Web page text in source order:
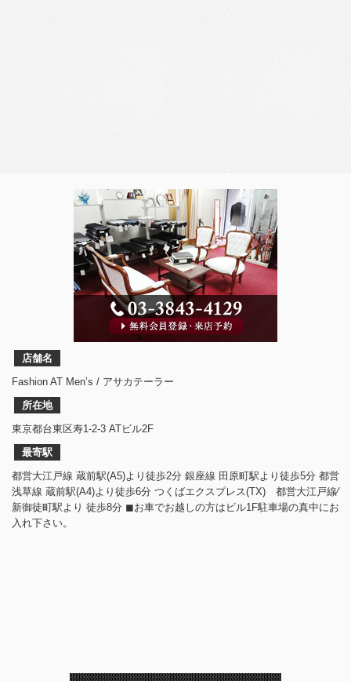
店舗名
Fashion AT Men’s / アサカテーラー
所在地
東京都台東区寿1-2-3 ATビル2F
最寄駅
都営大江戸線 蔵前駅(A5)より徒歩2分 銀座線 田原町駅より徒歩5分 都営
浅草線 蔵前駅(A4)より徒歩6分 つくばエクスプレス(TX) 都営大江戸線⁄
新御徒町駅より 徒歩8分 ◼︎お車でお越しの方はビル1F駐車場の真中にお
入れ下さい。